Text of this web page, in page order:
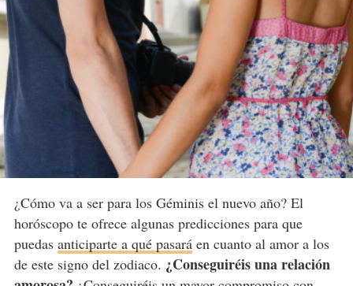
¿Cómo va a ser para los Géminis el nuevo año? El
horóscopo te ofrece algunas predicciones para que
puedas anticiparte a qué pasaráen cuanto al amor a los
de este signo del zodiaco. ¿Conseguiréis una relación